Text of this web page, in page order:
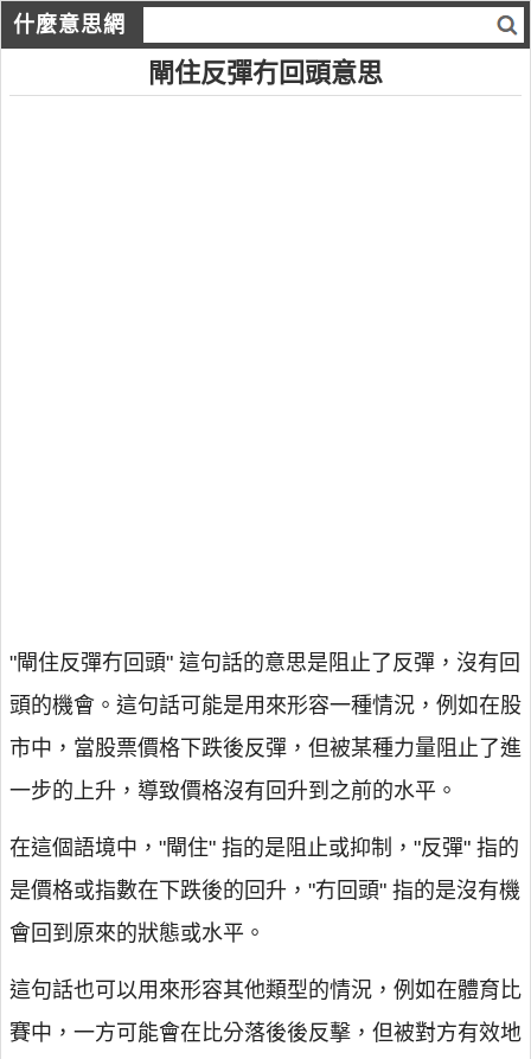
什麼意思網
閘住反彈冇回頭意思
"閘住反彈冇回頭" 這句話的意思是阻止了反彈，沒有回
頭的機會。這句話可能是用來形容一種情況，例如在股
市中，當股票價格下跌後反彈，但被某種力量阻止了進
一步的上升，導致價格沒有回升到之前的水平。
在這個語境中，"閘住" 指的是阻止或抑制，"反彈" 指的
是價格或指數在下跌後的回升，"冇回頭" 指的是沒有機
會回到原來的狀態或水平。
這句話也可以用來形容其他類型的情況，例如在體育比
賽中，一方可能會在比分落後後反擊，但被對方有效地